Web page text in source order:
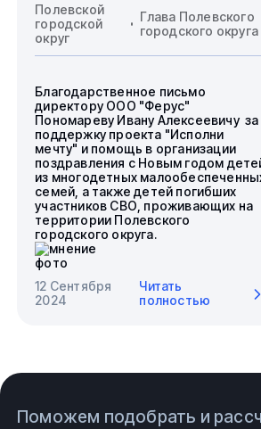
Полевской
городской
округ
Глава Полевского
городского округа
Благодарственное письмо
директору ООО "Ферус"
Пономареву Ивану Алексеевичу за
поддержку проекта "Исполни
мечту" и помощь в организации
поздравления с Новым годом
из многодетных
семей, а также детей погибших
участников СВО, проживающих на
территории Полевского
городского округа.
12 Сентября
2024
Читать
полностью
Поможем подобрать и